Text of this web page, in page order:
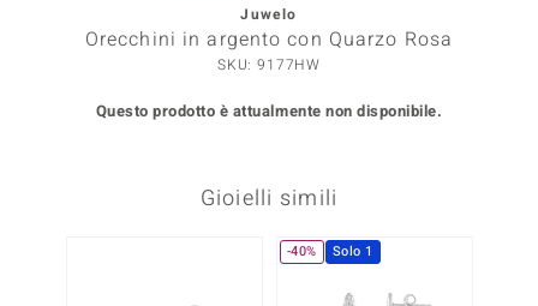
Juwelo
Orecchini in argento con Quarzo Rosa
SKU: 9177HW
Questo prodotto è attualmente non disponibile.
Gioielli simili
-40% Solo 1